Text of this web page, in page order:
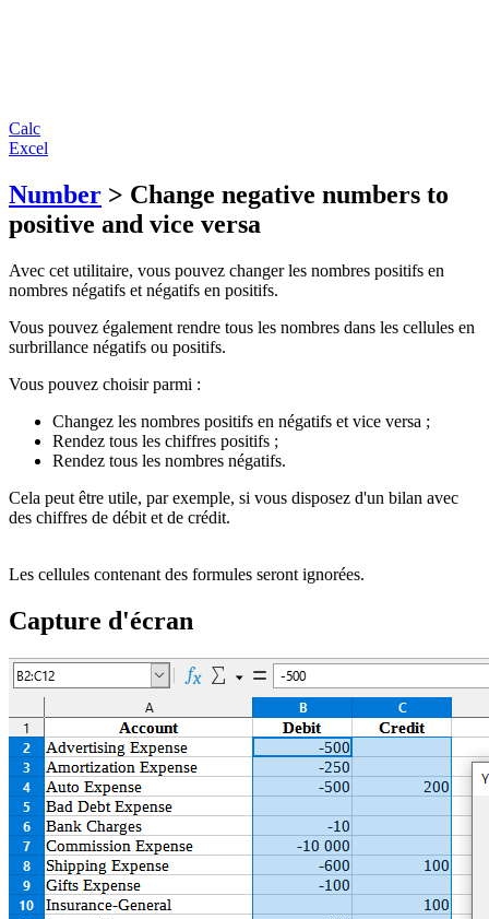
Calc
Excel
Number > Change negative numbers to
positive and vice versa
Avec cet utilitaire, vous pouvez changer les nombres positifs en
nombres négatifs et négatifs en positifs.
Vous pouvez également rendre tous les nombres dans les cellules en
surbrillance négatifs ou positifs.
Vous pouvez choisir parmi :
Changez les nombres positifs en négatifs et vice versa ;
Rendez tous les chiffres positifs ;
Rendez tous les nombres négatifs.
Cela peut être utile, par exemple, si vous disposez d'un bilan avec
des chiffres de débit et de crédit.
Les cellules contenant des formules seront ignorées.
Capture d'écran